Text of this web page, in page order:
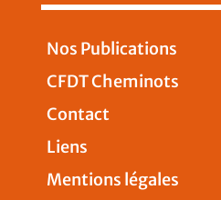
Nos Publications
CFDT Cheminots
Contact
Liens
Mentions légales